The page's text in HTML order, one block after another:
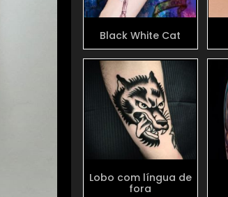
Black White Cat
Lobo com língua de
fora